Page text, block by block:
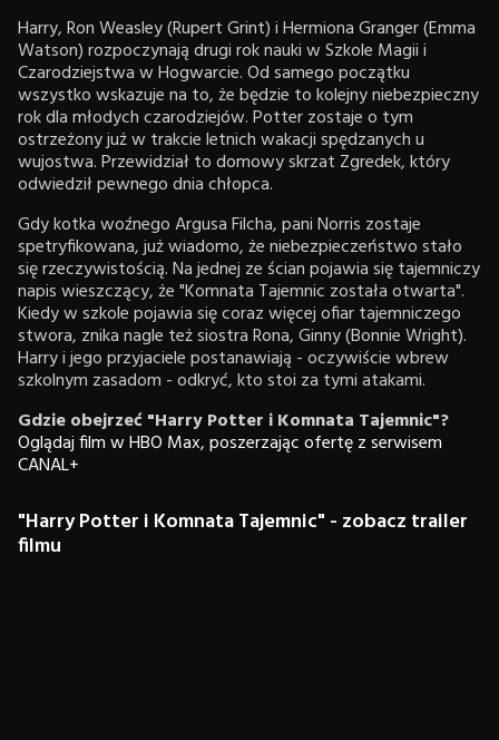
Harry, Ron Weasley (Rupert Grint) i Hermiona Granger (Emma
Watson) rozpoczynają drugi rok nauki w Szkole Magii i
Czarodziejstwa w Hogwarcie. Od samego początku
wszystko wskazuje na to, że będzie to kolejny niebezpieczny
rok dla młodych czarodziejów. Potter zostaje o tym
ostrzeżony już w trakcie letnich wakacji spędzanych u
wujostwa. Przewidział to domowy skrzat Zgredek, który
odwiedził pewnego dnia chłopca.
Gdy kotka woźnego Argusa Filcha, pani Norris zostaje
spetryfikowana, już wiadomo, że niebezpieczeństwo stało
się rzeczywistością. Na jednej ze ścian pojawia się tajemniczy
napis wieszczący, że "Komnata Tajemnic została otwarta".
Kiedy w szkole pojawia się coraz więcej ofiar tajemniczego
stwora, znika nagle też siostra Rona, Ginny (Bonnie Wright).
Harry i jego przyjaciele postanawiają - oczywiście wbrew
szkolnym zasadom - odkryć, kto stoi za tymi atakami.
Gdzie obejrzeć "Harry Potter i Komnata Tajemnic"?
Oglądaj film w HBO Max, poszerzając ofertę z serwisem
CANAL+
"Harry Potter i Komnata Tajemnic" - zobacz trailer
filmu